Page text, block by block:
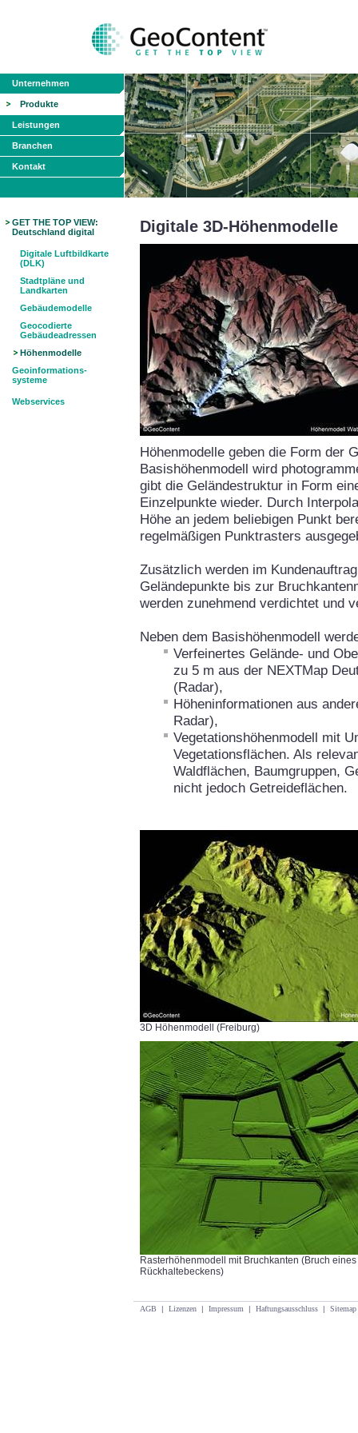
Unternehmen
Produkte
Leistungen
Branchen
Kontakt
GET THE TOP VIEW:
Deutschland digital
Digitale Luftbildkarte
(DLK)
Stadtpläne und
Landkarten
Gebäudemodelle
Geocodierte
Gebäudeadressen
Höhenmodelle
Geoinformations-
systeme
Webservices
Digitale 3D-Höhenmodelle
Höhenmodelle geben die Form der
Basishöhenmodell wird
gibt die Geländestruktur in Form
Einzelpunkte wieder. Durch
Höhe an jedem beliebigen Punkt
regelmäßigen Punktrasters
Zusätzlich werden im
Geländepunkte bis zur
werden zunehmend verdichtet und
Neben dem Basishöhenmodell
Verfeinertes Gelände- und
zu 5 m aus der NEXTMap
(Radar),
Höheninformationen aus
Radar),
Vegetationshöhenmodell mit
Vegetationsflächen. Als
Waldflächen, Baumgruppen,
nicht jedoch Getreideflächen.
3D Höhenmodell (Freiburg)
Rasterhöhenmodell mit Bruchkanten (Bruch eines
Rückhaltebeckens)
AGB | Lizenzen | Impressum | Haftungsausschluss | Sitemap